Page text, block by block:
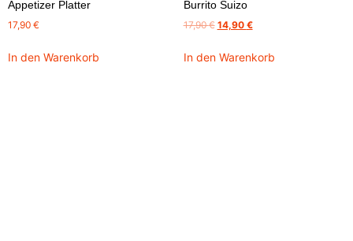
Appetizer Platter
17,90 €
In den Warenkorb
Burrito Suizo
17,90€ 14,90 €
In den Warenkorb